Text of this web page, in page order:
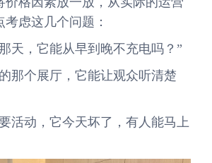
虑这几个问题：
天，它能从早到晚不充电吗？”
那个展厅，它能让观众听清楚
活动，它今天坏了，有人能马上